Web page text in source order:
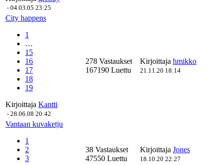
- 04.03.05 23:25
City happens
1
…
15
16
17
18
19
Kirjoittaja Kantti
- 28.06.08 20:42
278 Vastaukset
167190 Luettu
Kirjoittaja hmikko
21.11.20 18:14
Vantaan kuvaketju
1
2
3
38 Vastaukset
47550 Luettu
Kirjoittaja Jones
18.10.20 22:27